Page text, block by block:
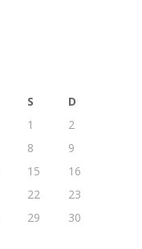
S
D
1
2
8
9
15
16
22
23
29
30